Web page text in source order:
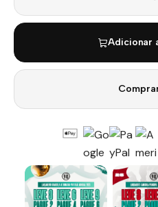
Adicionar